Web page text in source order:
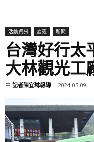
活動資訊 嘉義 新聞
台灣好行太
大林觀光工
由 記者陳宜琳報導 - 2024-05-09